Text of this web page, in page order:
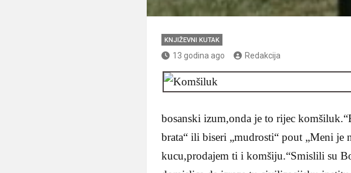
KNJIŽEVNI KUTAK
13 godina ago Redakcija
bosanski izum,onda je to rijec
brata“ ili biseri „mudrosti“ pout „Meni
kucu,prodajem ti i komšiju.“Smislili su